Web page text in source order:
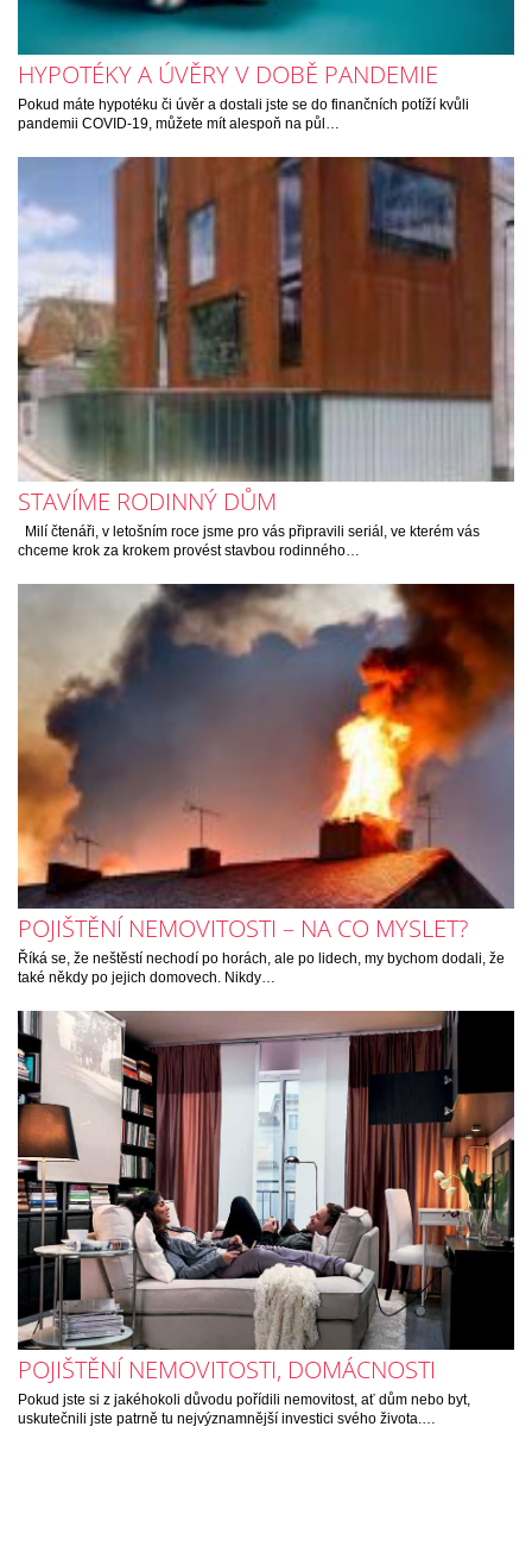
HYPOTÉKY A ÚVĚRY V DOBĚ PANDEMIE
Pokud máte hypotéku či úvěr a dostali jste se do finančních potíží kvůli
pandemii COVID-19, můžete mít alespoň na půl…
STAVÍME RODINNÝ DŮM
Milí čtenáři, v letošním roce jsme pro vás připravili seriál, ve kterém vás
chceme krok za krokem provést stavbou rodinného…
POJIŠTĚNÍ NEMOVITOSTI – NA CO MYSLET?
Říká se, že neštěstí nechodí po horách, ale po lidech, my bychom dodali, že
také někdy po jejich domovech. Nikdy…
POJIŠTĚNÍ NEMOVITOSTI, DOMÁCNOSTI
Pokud jste si z jakéhokoli důvodu pořídili nemovitost, ať dům nebo byt,
uskutečnili jste patrně tu nejvýznamnější investici svého života.…